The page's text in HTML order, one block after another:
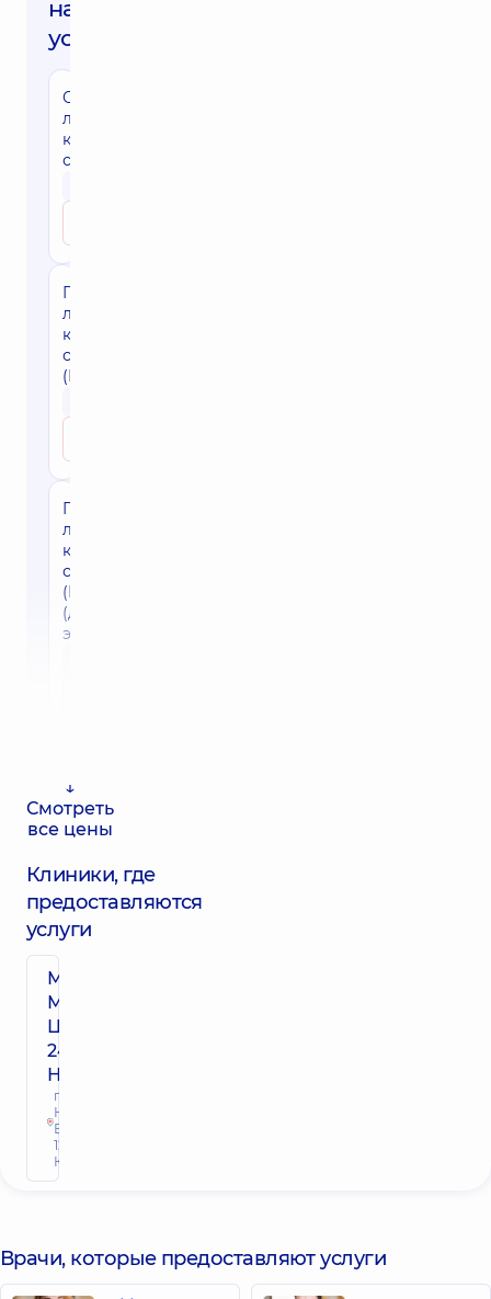
на
услуги
Отграничительная
лазерная
коагуляция
сетчатки
Панретинальная
лазерная
коагуляция
сетчатки
(ПРЛК)
Панретинальная
лазерная
коагуляция
сетчатки
(ПРЛК)
(дополнительный
этап)
↓
Смотреть
все цены
Клиники, где
предоставляются
услуги
Многопрофильный
Медицинский
Центр «Добробут»
24/7 на просп.
Николая Бажана
просп.
Николая
Бажана,
12-А, г.
Киев
Врачи, которые предоставляют услуги